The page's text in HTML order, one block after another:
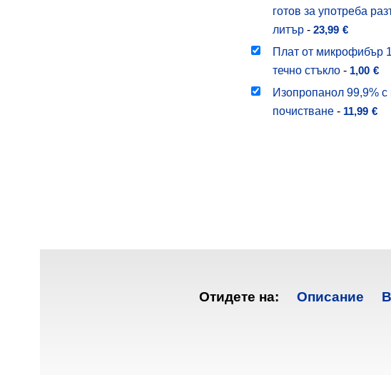
готов за употреба
литър - 23,99 €
Плат от микрофибър
течно стъкло - 1,00 €
Изопропанол 99,9% с
почистване - 11,99 €
Отидете на: Описание